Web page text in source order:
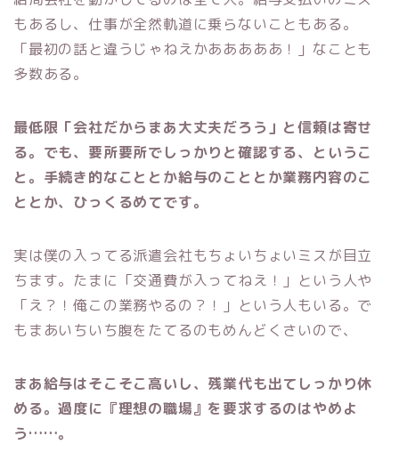
もあるし、仕事が全然軌道に乗らないこともある。
「最初の話と違うじゃねえかあああああ！」なことも
多数ある。
最低限「会社だからまあ大丈夫だろう」と信頼は寄せ
る。でも、要所要所でしっかりと確認する、というこ
と。手続き的なこととか給与のこととか業務内容のこ
ととか、ひっくるめてです。
実は僕の入ってる派遣会社もちょいちょいミスが目立
ちます。たまに「交通費が入ってねえ！」という人や
「え？！俺この業務やるの？！」という人もいる。で
もまあいちいち腹をたてるのもめんどくさいので、
まあ給与はそこそこ高いし、残業代も出てしっかり休
める。過度に『理想の職場』を要求するのはやめよ
う……。